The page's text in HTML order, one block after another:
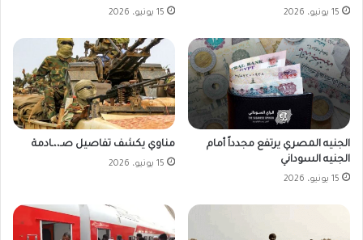
15 يونيو، 2026 15 يونيو، 2026
الجنيه المصري يرتفع مجدداً أمام
الجنيه السوداني
15 يونيو، 2026
مناوي يكشف تفاصيل صـ،،ـادمة
15 يونيو، 2026